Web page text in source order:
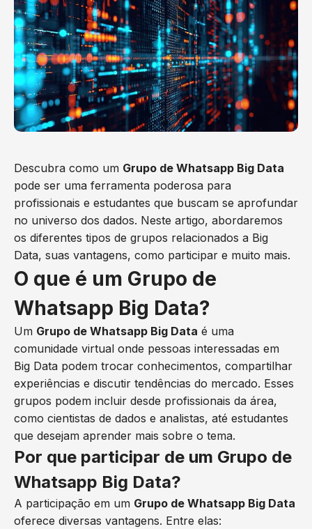
Descubra como um Grupo de Whatsapp Big Data
pode ser uma ferramenta poderosa para
profissionais e estudantes que buscam se aprofundar
no universo dos dados. Neste artigo, abordaremos
os diferentes tipos de grupos relacionados a Big
Data, suas vantagens, como participar e muito mais.
O que é um Grupo de
Whatsapp Big Data?
Um Grupo de Whatsapp Big Data é uma
comunidade virtual onde pessoas interessadas em
Big Data podem trocar conhecimentos, compartilhar
experiências e discutir tendências do mercado. Esses
grupos podem incluir desde profissionais da área,
como cientistas de dados e analistas, até estudantes
que desejam aprender mais sobre o tema.
Por que participar de um Grupo de
Whatsapp Big Data?
A participação em um Grupo de Whatsapp Big Data
oferece diversas vantagens. Entre elas: